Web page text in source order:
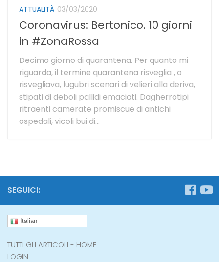
ATTUALITÀ 03/03/2020
Coronavirus: Bertonico. 10 giorni
in #ZonaRossa
Decimo giorno di quarantena. Per quanto mi
riguarda, il termine quarantena risveglia , o
risvegliava, lugubri scenari di velieri alla deriva,
stipati di deboli pallidi emaciati. Dagherrotipi
ritraenti camerate promiscue di antichi
ospedali, vicoli bui di...
SEGUICI:
Italian
TUTTI GLI ARTICOLI - HOME
LOGIN